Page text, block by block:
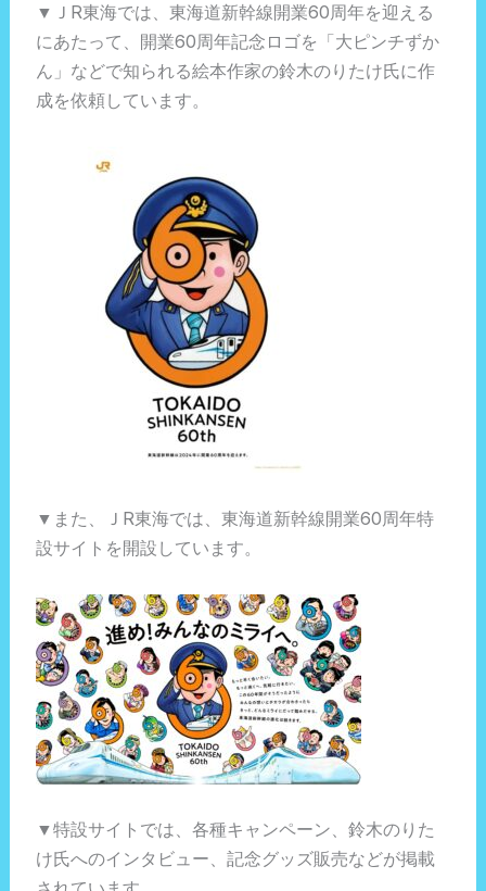
▼ＪR東海では、東海道新幹線開業60周年を迎える
にあたって、開業60周年記念ロゴを「大ピンチずか
ん」などで知られる絵本作家の鈴木のりたけ氏に作
成を依頼しています。
▼また、ＪR東海では、東海道新幹線開業60周年特
設サイトを開設しています。
▼特設サイトでは、各種キャンペーン、鈴木のりた
け氏へのインタビュー、記念グッズ販売などが掲載